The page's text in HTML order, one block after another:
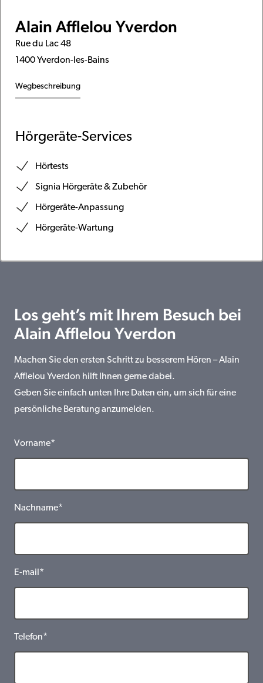
Alain Afflelou Yverdon
Rue du Lac 48
1400 Yverdon-les-Bains
Wegbeschreibung
Hörgeräte-Services
Hörtests
Signia Hörgeräte & Zubehör
Hörgeräte-Anpassung
Hörgeräte-Wartung
Los geht’s mit Ihrem Besuch bei
Alain Afflelou Yverdon
Machen Sie den ersten Schritt zu besserem Hören – Alain
Afflelou Yverdon hilft Ihnen gerne dabei.
Geben Sie einfach unten Ihre Daten ein, um sich für eine
persönliche Beratung anzumelden.
Vorname*
Nachname*
E-mail*
Telefon*